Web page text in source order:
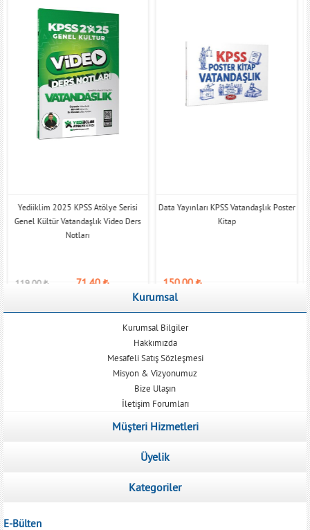
Yediiklim 2025 KPSS Atölye Serisi
Genel Kültür Vatandaşlık Video Ders
Notları
119,00₺ 71,40₺
Data Yayınları KPSS Vatandaşlık Poster
Kitap
150,00₺
Kurumsal
Kurumsal Bilgiler
Hakkımızda
Mesafeli Satış Sözleşmesi
Misyon & Vizyonumuz
Bize Ulaşın
İletişim Forumları
Müşteri Hizmetleri
Üyelik
Kategoriler
E-Bülten